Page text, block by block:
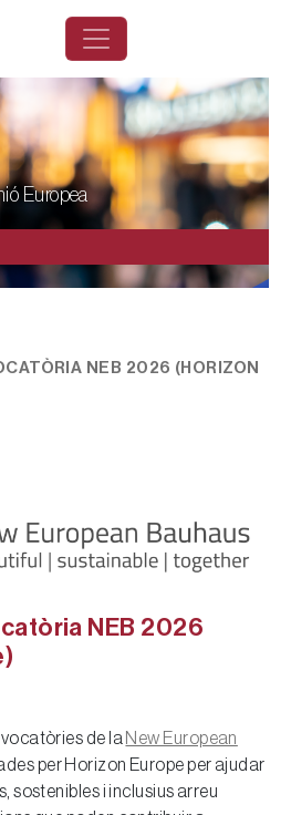
Europea
NEB 2026 (HORIZON
NEB 2026
de la New European
per Horizon Europe per ajudar
sostenibles i inclusius arreu